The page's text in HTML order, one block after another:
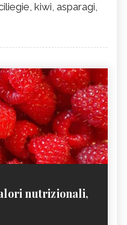
kiwi, asparagi,
nutrizionali,